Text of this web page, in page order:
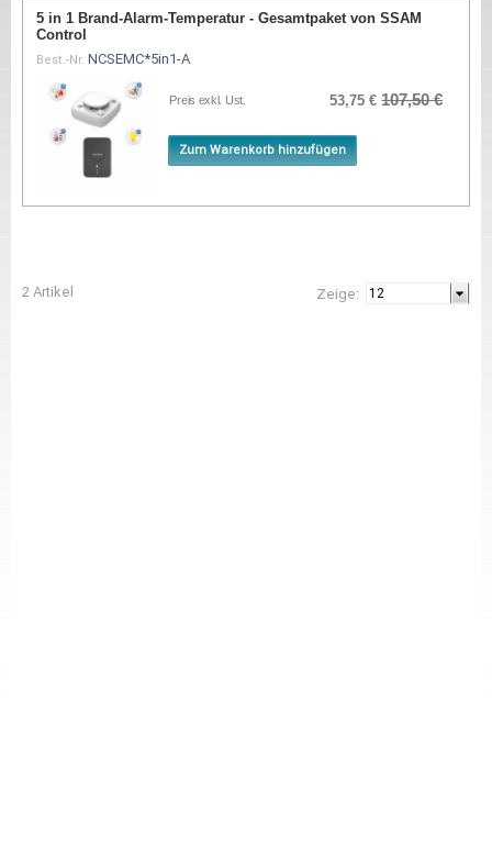
5 in 1 Brand-Alarm-Temperatur - Gesamtpaket von SSAM
Control
Best.-Nr. NCSEMC*5in1-A
Preis exkl. Ust. 53,75 € 107,50 €
Zum Warenkorb hinzufügen
2 Artikel Zeige: